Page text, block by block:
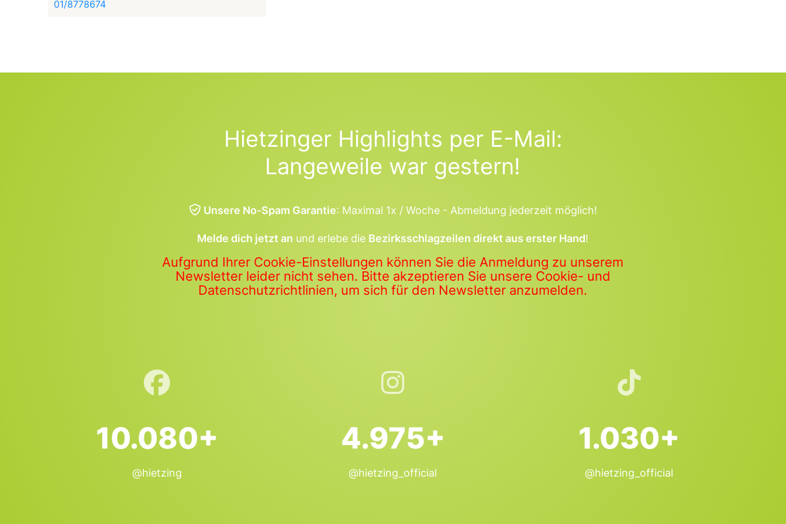
01/8778674
Hietzinger Highlights per E-Mail:
Langeweile war gestern!
Unsere No-Spam Garantie: Maximal 1x / Woche - Abmeldung jederzeit möglich!
Melde dich jetzt an und erlebe die Bezirksschlagzeilen direkt aus erster Hand!
Aufgrund Ihrer Cookie-Einstellungen können Sie die Anmeldung zu unserem
Newsletter leider nicht sehen. Bitte akzeptieren Sie unsere Cookie- und
Datenschutzrichtlinien, um sich für den Newsletter anzumelden.
10.080+
@hietzing
4.975+
@hietzing_official
1.030+
@hietzing_official